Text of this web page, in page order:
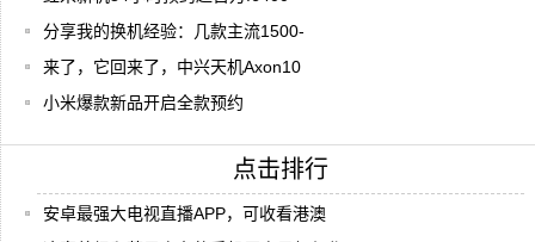
分享我的换机经验：几款主流1500-
来了，它回来了，中兴天机Axon10
小米爆款新品开启全款预约
点击排行
安卓最强大电视直播APP，可收看港澳